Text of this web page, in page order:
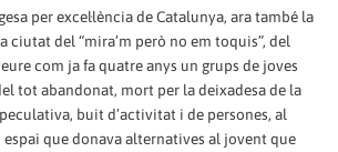
per excel·lència de Catalunya, ara també la
ciutat del “mira’m però no em toquis”, del
com ja fa quatre anys un grups de joves
tot abandonat, mort per la deixadesa de la
buit d’activitat i de persones, al
espai que donava alternatives al jovent que